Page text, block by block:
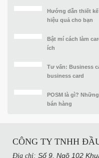
Hướng dẫn thiết
hiệu quả cho bạn
Bật mí cách làm
ích
Tư vấn: Business
business card
POSM là gì?
bán hàng
CÔNG TY TNHH
Địa chỉ: Số 9, Ngõ 102